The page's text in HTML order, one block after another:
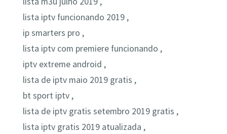
lista iptv funcionando 2019 ,
ip smarters pro ,
lista iptv com premiere funcionando ,
iptv extreme android ,
lista de iptv maio 2019 gratis ,
bt sport iptv ,
lista de iptv gratis setembro 2019 gratis ,
lista iptv gratis 2019 atualizada ,